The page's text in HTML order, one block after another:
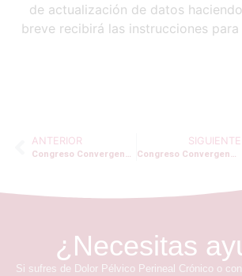
de actualización de datos
breve recibirá las instrucciones
ANTERIOR
Congreso Convergences PP 2016
SIGUIENTE
Congreso Convergences PP Madrid 2019
¿Necesitas
Si sufres de Dolor Pélvico Perineal Crónico o